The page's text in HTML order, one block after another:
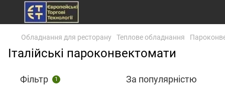
Обладнання для ресторану Теплове обладнання
Італійські пароконвектомати
Фільтр 1 За популярністю